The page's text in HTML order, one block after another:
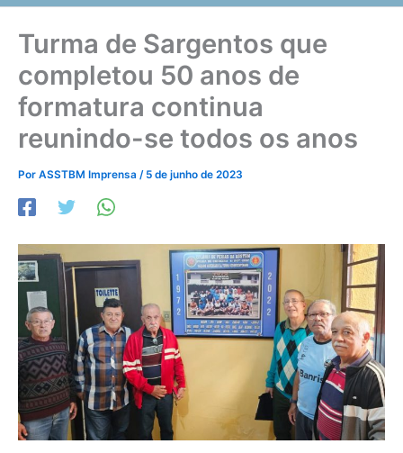
Turma de Sargentos que
completou 50 anos de
formatura continua
reunindo-se todos os anos
Por ASSTBM Imprensa / 5 de junho de 2023